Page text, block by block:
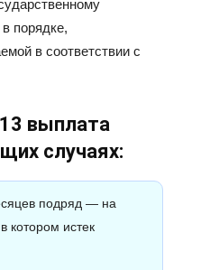
порядке,
в соответствии с
выплата
случаях:
подряд — на
котором истек